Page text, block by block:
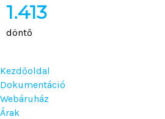
1.413
döntő
Kezdőoldal
Dokumentáció
Webáruház
Árak